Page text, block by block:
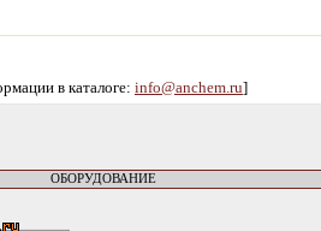
в каталоге: info@anchem.ru]
ОБОРУДОВАНИЕ